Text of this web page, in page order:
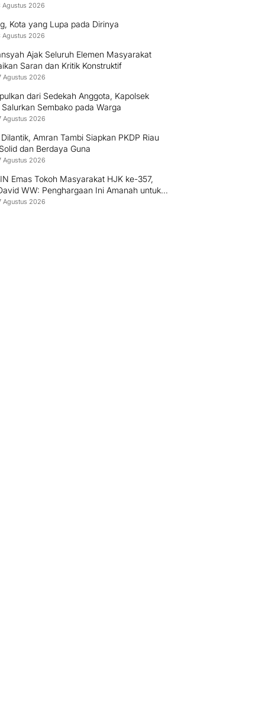
Agustus 2026
Kota yang Lupa pada Dirinya
Agustus 2026
Ajak Seluruh Elemen Masyarakat
Saran dan Kritik Konstruktif
Agustus 2026
dari Sedekah Anggota, Kapolsek
Sembako pada Warga
Agustus 2026
Amran Tambi Siapkan PKDP Riau
dan Berdaya Guna
Agustus 2026
Emas Tokoh Masyarakat HJK ke-357,
WW: Penghargaan Ini Amanah untuk
kepada Warga Padang
Agustus 2026